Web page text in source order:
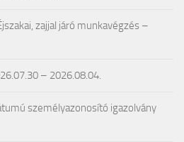
zajjal járó munkavégzés –
– 2026.08.04.
személyazonosító igazolvány